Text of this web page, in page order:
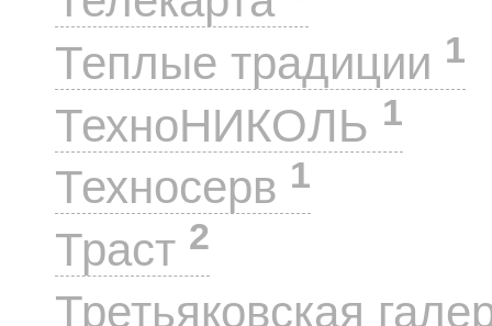
Теплые традиции 1
ТехноНИКОЛЬ 1
Техносерв 1
Траст 2
Третьяковская